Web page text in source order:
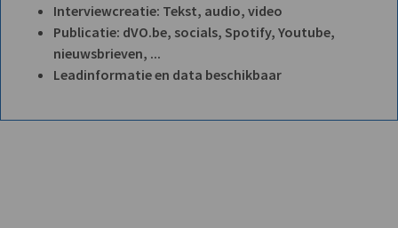
Interviewcreatie: Tekst, audio, video
Publicatie: dVO.be, socials, Spotify, Youtube,
nieuwsbrieven, ...
Leadinformatie en data beschikbaar